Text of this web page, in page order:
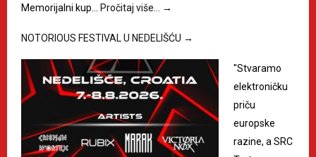
Memorijalni kup…
Pročitaj više… →
NOTORIOUS FESTIVAL U NEDELIŠĆU →
"Stvaramo
elektroničku
priču
europske
razine, a SRC